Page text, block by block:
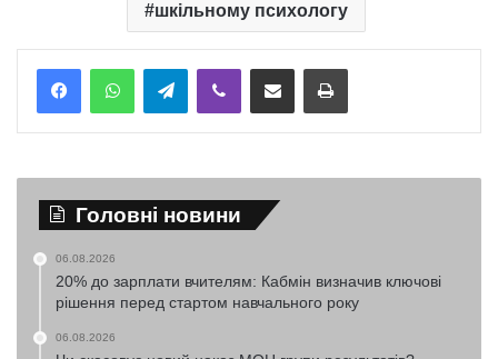
шкільному психологу
TelegramViber Надіслати електронною поштоюНадрукувати
Головні новини
06.08.2026
20% до зарплати вчителям: Кабмін визначив ключові
рішення перед стартом навчального року
06.08.2026